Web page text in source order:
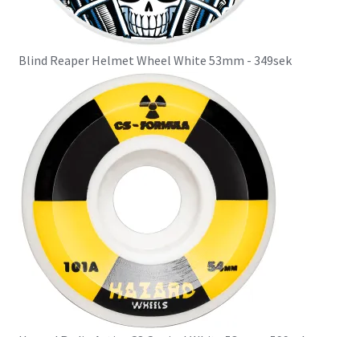
Blind Reaper Helmet Wheel White 53mm - 349sek